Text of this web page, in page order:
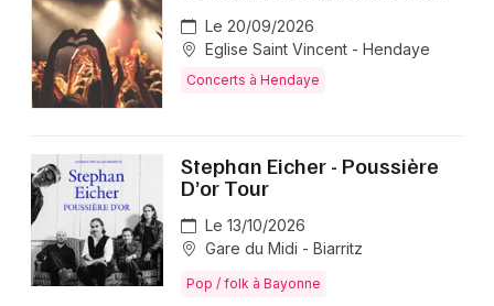
Le 20/09/2026
Eglise Saint Vincent - Hendaye
Concerts à Hendaye
Stephan Eicher - Poussière
D’or Tour
Le 13/10/2026
Gare du Midi - Biarritz
Pop / folk à Bayonne